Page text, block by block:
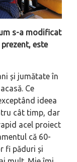
s-a modificat
este
și jumătate în
Ce
ideea
cât timp, dar
acel proiect
că 60-
fi păduri și